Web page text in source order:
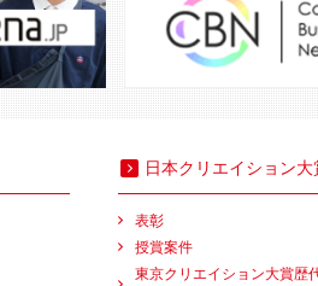
日本クリエイション大
表彰
授賞案件
東京クリエイション大賞歴